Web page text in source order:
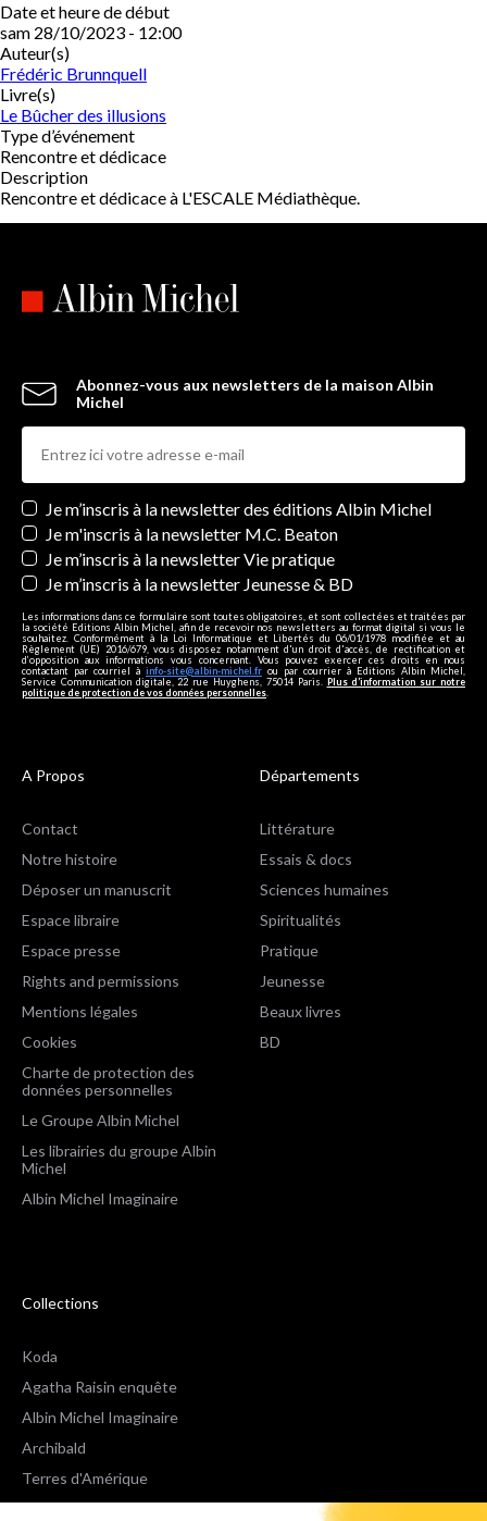
Date et heure de début
sam 28/10/2023 - 12:00
Auteur(s)
Frédéric Brunnquell
Livre(s)
Le Bûcher des illusions
Type d’événement
Rencontre et dédicace
Description
Rencontre et dédicace à L'ESCALE Médiathèque.
Abonnez-vous aux newsletters de la maison Albin
Michel
Newsletters
Je m’inscris à la newsletter des éditions Albin Michel
Je m'inscris à la newsletter M.C. Beaton
Je m’inscris à la newsletter Vie pratique
Je m’inscris à la newsletter Jeunesse & BD
Les informations dans ce formulaire sont toutes obligatoires, et sont collectées et traitées par
la société Editions Albin Michel, afin de recevoir nos newsletters au format digital si vous le
souhaitez. Conformément à la Loi Informatique et Libertés du 06/01/1978 modifiée et au
Règlement (UE) 2016/679, vous disposez notamment d'un droit d'accès, de rectification et
d’opposition aux informations vous concernant. Vous pouvez exercer ces droits en nous
contactant par courriel à info-site@albin-michel.fr ou par courrier à Editions Albin Michel,
Service Communication digitale, 22 rue Huyghens, 75014 Paris. Plus d’information sur notre
politique de protection de vos données personnelles
A Propos
Contact
Notre histoire
Déposer un manuscrit
Espace libraire
Espace presse
Rights and permissions
Mentions légales
Cookies
Charte de protection des
données personnelles
Le Groupe Albin Michel
Les librairies du groupe Albin
Michel
Albin Michel Imaginaire
Départements
Littérature
Essais & docs
Sciences humaines
Spiritualités
Pratique
Jeunesse
Beaux livres
BD
Collections
Koda
Agatha Raisin enquête
Albin Michel Imaginaire
Archibald
Terres d'Amérique
Espaces Libres Poche